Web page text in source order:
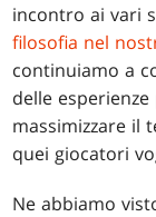
incontro ai vari
filosofia nel
continuiamo a
delle
massimizzare il
quei giocatori
Ne abbiamo